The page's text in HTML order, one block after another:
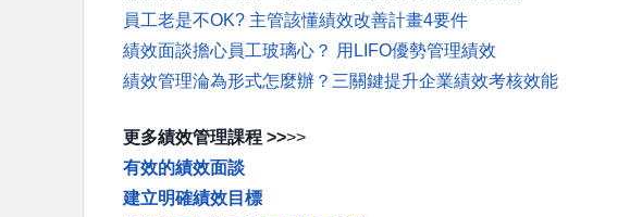
員工老是不OK? 主管該懂績效改善計畫4要件
績效面談擔心員工玻璃心？ 用LIFO優勢管理績效
績效管理淪為形式怎麼辦？三關鍵提升企業績效考核效能
更多績效管理課程 >>>>
有效的績效面談
建立明確績效目標